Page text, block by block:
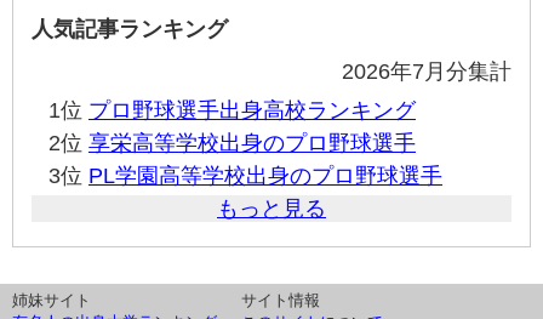
人気記事ランキング
2026年7月分集計
1位 プロ野球選手出身高校ランキング
2位 享栄高等学校出身のプロ野球選手
3位 PL学園高等学校出身のプロ野球選手
もっと見る
姉妹サイト
サイト情報